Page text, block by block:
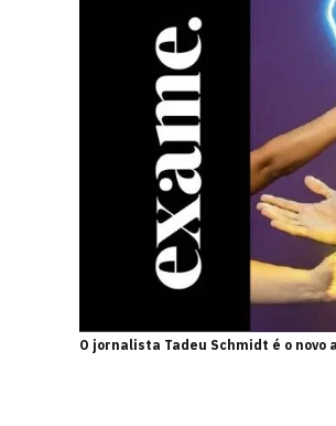
O jornalista Tadeu Schmidt é o